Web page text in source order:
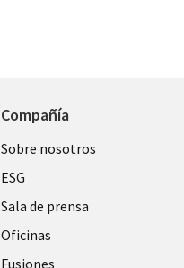
Compañía
Useful
links
SPAIN
Sobre nosotros
ESG
Sala de prensa
Oficinas
Fusiones